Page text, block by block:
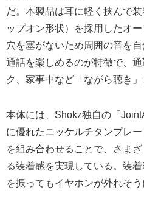
だ。本製品は耳に軽く挟んで
ップオン形状）を採用したオ
穴を塞がないため周囲の音を
通話を楽しめるのが特徴で、
ク、家事中など「ながら聴き」
本体には、Shokz独自の「
に優れたニッケルチタンプレ
を組み合わせることで、さま
る装着感を実現している。装
を振ってもイヤホンが外れそう